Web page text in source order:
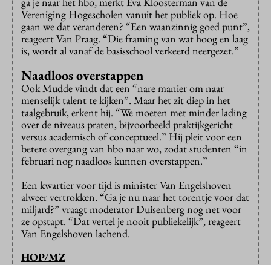
Vereniging Hogescholen vanuit het publiek op. Hoe
gaan we dat veranderen? “Een waanzinnig goed punt”,
reageert Van Praag. “Die framing van wat hoog en laag
is, wordt al vanaf de basisschool verkeerd neergezet.”
Naadloos overstappen
Ook Mudde vindt dat een “nare manier om naar
menselijk talent te kijken”. Maar het zit diep in het
taalgebruik, erkent hij. “We moeten met minder lading
over de niveaus praten, bijvoorbeeld praktijkgericht
versus academisch of conceptueel.” Hij pleit voor een
betere overgang van hbo naar wo, zodat studenten “in
februari nog naadloos kunnen overstappen.”
Een kwartier voor tijd is minister Van Engelshoven
alweer vertrokken. “Ga je nu naar het torentje voor dat
miljard?” vraagt moderator Duisenberg nog net voor
ze opstapt. “Dat vertel je nooit publiekelijk”, reageert
Van Engelshoven lachend.
HOP/MZ